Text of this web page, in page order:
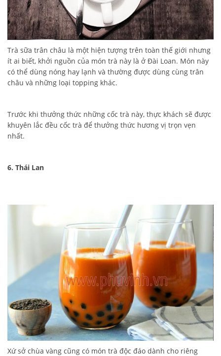
Trà sữa trân châu là một hiện tượng trên toàn thế giới nhưng
ít ai biết, khởi nguồn của món trà này là ở Đài Loan. Món này
có thể dùng nóng hay lạnh và thường được dùng cùng trân
châu và những loại topping khác.
Trước khi thưởng thức những cốc trà này, thực khách sẽ được
khuyên lắc đều cốc trà để thưởng thức hương vị trọn vẹn
nhất.
6. Thái Lan
Xứ sở chùa vàng cũng có món trà độc đáo dành cho riêng